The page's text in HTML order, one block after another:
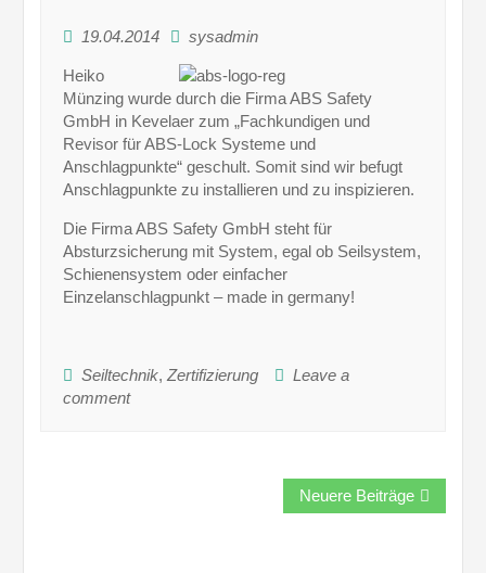
19.04.2014 sysadmin
Heiko
Münzing wurde durch die Firma ABS Safety
GmbH in Kevelaer zum „Fachkundigen und
Revisor für ABS-Lock Systeme und
Anschlagpunkte“ geschult. Somit sind wir befugt
Anschlagpunkte zu installieren und zu inspizieren.
Die Firma ABS Safety GmbH steht für
Absturzsicherung mit System, egal ob Seilsystem,
Schienensystem oder einfacher
Einzelanschlagpunkt – made in germany!
Seiltechnik,Zertifizierung
Leave a
comment
Neuere Beiträge